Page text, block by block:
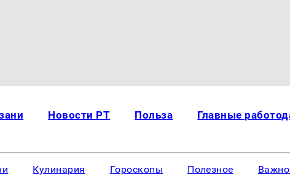
Новости РТ Польза Главные
Кулинария Гороскопы Полезное